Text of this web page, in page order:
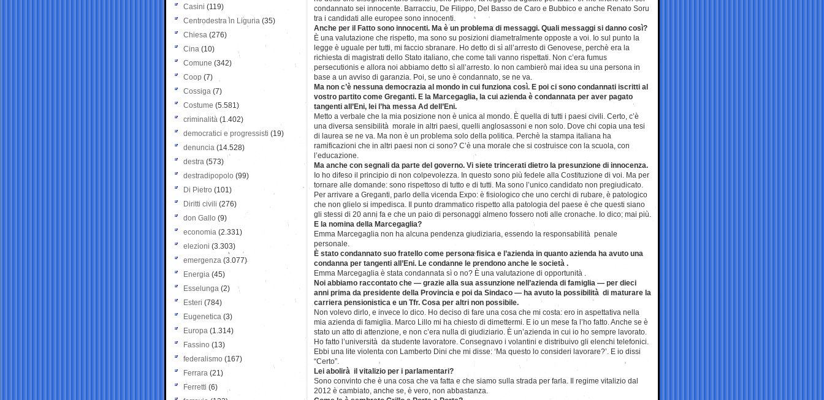
condannato sei innocente. Barracciu, De Filippo, Del Basso de Caro e Bubbico e anche Renato Soru
tra i candidati alle europee sono innocenti.
Anche per il Fatto sono innocenti. Ma è un problema di messaggi. Quali messaggi si danno così?
È una valutazione che rispetto, ma sono su posizioni diametralmente opposte a voi. Io sul punto la
legge è uguale per tutti, mi faccio sbranare. Ho detto di sì all’arresto di Genovese, perchè era la
richiesta di magistrati dello Stato italiano, che come tali vanno rispettati. Non c’era fumus
persecutionis e allora noi abbiamo detto sì all’arresto. Io non cambierò mai idea su una persona in
base a un avviso di garanzia. Poi, se uno è condannato, se ne va.
Ma non c’è nessuna democrazia al mondo in cui funziona così. E poi ci sono condannati iscritti al
vostro partito come Greganti. E la Marcegaglia, la cui azienda è condannata per aver pagato
tangenti all’Eni, lei l’ha messa Ad dell’Eni.
Metto a verbale che la mia posizione non è unica al mondo. È quella di tutti i paesi civili. Certo, c’è
una diversa sensibilità morale in altri paesi, quelli anglosassoni e non solo. Dove chi copia una tesi
di laurea se ne va. Ma non è un problema solo della politica. Perchè la stampa italiana ha
ramificazioni che in altri paesi non ci sono? C’è una morale che si costruisce con la scuola, con
l’educazione.
Ma anche con segnali da parte del governo. Vi siete trincerati dietro la presunzione di innocenza.
Io ho difeso il principio di non colpevolezza. In questo sono più fedele alla Costituzione di voi. Ma per
tornare alle domande: sono rispettoso di tutto e di tutti. Ma sono l’unico candidato non pregiudicato.
Per arrivare a Greganti, parlo della vicenda Expo: è fisiologico che uno cerchi di rubare, è patologico
che non glielo si impedisca. Il punto drammatico rispetto alla patologia del paese è che questi siano
gli stessi di 20 anni fa e che un paio di personaggi almeno fossero noti alle cronache. Io dico: mai più.
E la nomina della Marcegaglia?
Emma Marcegaglia non ha alcuna pendenza giudiziaria, essendo la responsabilità penale
personale.
È stato condannato suo fratello come persona fisica e l’azienda in quanto azienda ha avuto una
condanna per tangenti all’Eni. Le condanne le prendono anche le società .
Emma Marcegaglia è stata condannata sì o no? È una valutazione di opportunità .
Noi abbiamo raccontato che — grazie alla sua assunzione nell’azienda di famiglia — per dieci
anni prima da presidente della Provincia e poi da Sindaco — ha avuto la possibilità di maturare la
carriera pensionistica e un Tfr. Cosa per altri non possibile.
Non volevo dirlo, e invece lo dico. Ho deciso di fare una cosa che mi costa: ero in aspettativa nella
mia azienda di famiglia. Marco Lillo mi ha chiesto di dimettermi. E io un mese fa l’ho fatto. Anche se è
stato un atto di attenzione, e non c’era nulla di giudiziario. È un’azienda in cui io ho sempre lavorato.
Ho fatto l’università da studente lavoratore. Consegnavo i volantini e distribuivo gli elenchi telefonici.
Ebbi una lite violenta con Lamberto Dini che mi disse: ‘Ma questo lo consideri lavorare?’. E io dissi
“Certo”.
Lei abolirà il vitalizio per i parlamentari?
Sono convinto che è una cosa che va fatta e che siamo sulla strada per farla. Il regime vitalizio dal
2012 è cambiato, anche se, è vero, non abbastanza.
Casini (119)
Centrodestra in Liguria (35)
Chiesa (276)
Cina (10)
Comune (342)
Coop (7)
Cossiga (7)
Costume (5.581)
criminalità (1.402)
democratici e progressisti (19)
denuncia (14.528)
destra (573)
destradipopolo (99)
Di Pietro (101)
Diritti civili (276)
don Gallo (9)
economia (2.331)
elezioni (3.303)
emergenza (3.077)
Energia (45)
Esselunga (2)
Esteri (784)
Eugenetica (3)
Europa (1.314)
Fassino (13)
federalismo (167)
Ferrara (21)
Ferretti (6)